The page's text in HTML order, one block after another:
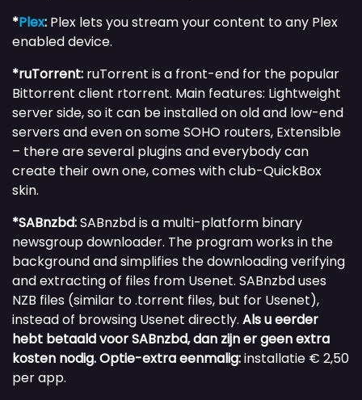
*Plex: Plex lets you stream your content to any Plex
enabled device.
*ruTorrent: ruTorrent is a front-end for the popular
Bittorrent client rtorrent. Main features: Lightweight
server side, so it can be installed on old and low-end
servers and even on some SOHO routers, Extensible
– there are several plugins and everybody can
create their own one, comes with club-QuickBox
skin.
*SABnzbd:SABnzbd is a multi-platform binary
newsgroup downloader. The program works in the
background and simplifies the downloading verifying
and extracting of files from Usenet. SABnzbd uses
NZB files (similar to .torrent files, but for Usenet),
instead of browsing Usenet directly. Als u eerder
hebt betaald voor SABnzbd, dan zijn er geen extra
kosten nodig.Optie-extra eenmalig:installatie € 2,50
per app.